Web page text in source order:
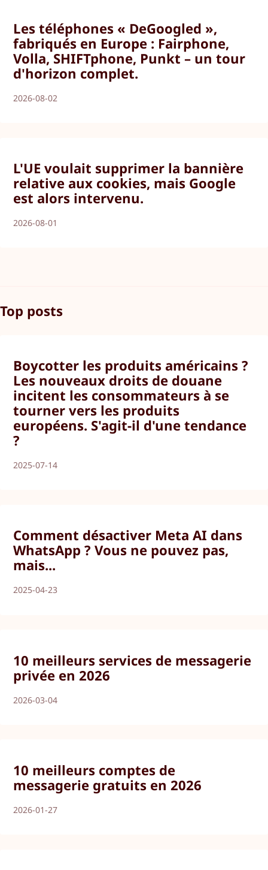
Les téléphones « DeGoogled »,
fabriqués en Europe : Fairphone,
Volla, SHIFTphone, Punkt – un tour
d'horizon complet.
2026-08-02
L'UE voulait supprimer la bannière
relative aux cookies, mais Google
est alors intervenu.
2026-08-01
Top posts
Boycotter les produits américains ?
Les nouveaux droits de douane
incitent les consommateurs à se
tourner vers les produits
européens. S'agit-il d'une tendance
?
2025-07-14
Comment désactiver Meta AI dans
WhatsApp ? Vous ne pouvez pas,
mais...
2025-04-23
10 meilleurs services de messagerie
privée en 2026
2026-03-04
10 meilleurs comptes de
messagerie gratuits en 2026
2026-01-27